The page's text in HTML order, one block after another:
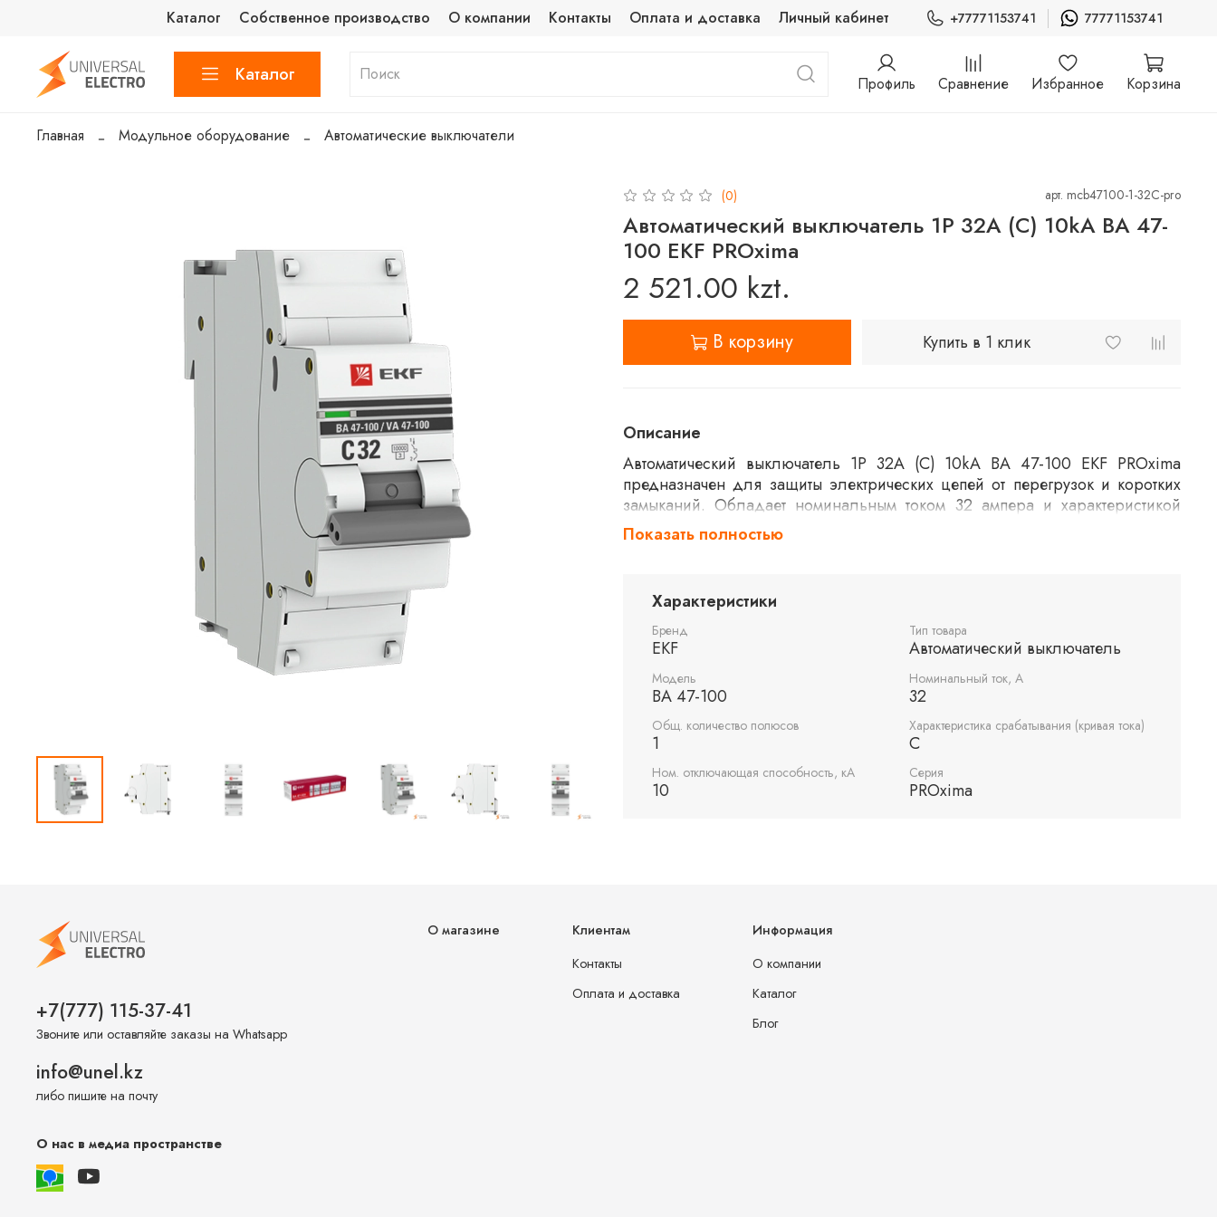
Каталог Собственное производство О компании Контакты Оплата и доставка Личный кабинет +77771153741 77771153741
Каталог Профиль Сравнение Избранное Корзина
Главная Модульное оборудование Автоматические выключатели
(0) арт. mcb47100-1-32C-pro
Автоматический выключатель 1P 32А (C) 10kA ВА 47-
100 EKF PROxima
2 521.00 kzt.
В корзину Купить в 1 клик
Описание
Автоматический выключатель 1P 32А (C) 10kA ВА 47-100 EKF PROxima
предназначен для защиты электрических цепей от перегрузок и коротких
замыканий. Обладает номинальным током 32 ампера и характеристикой
срабатывания типа C. Выключатель рассчитан на отключающую способность
до 10 килоампер, что обеспечивает надежную защиту в промышленных и
Показать полностью
Характеристики
Бренд
EKF
Тип товара
Автоматический выключатель
Модель
ВА 47-100
Номинальный ток, А
32
Общ. количество полюсов
1
Характеристика срабатывания (кривая тока)
C
Ном. отключающая способность, кА
10
Серия
PROxima
О магазине
Клиентам
Контакты
Оплата и доставка
Информация
О компании
Каталог
Блог
+7(777) 115-37-41
Звоните или оставляйте заказы на Whatsapp
info@unel.kz
либо пишите на почту
О нас в медиа пространстве